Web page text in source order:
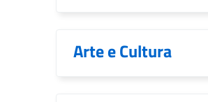
Arte e Cultura